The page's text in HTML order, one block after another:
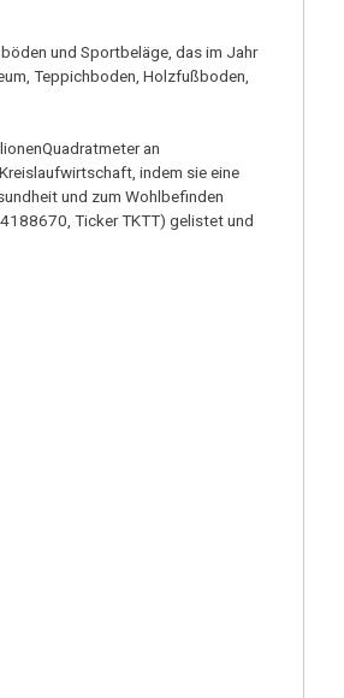
und Sportbeläge, das im Jahr
Teppichboden, Holzfußboden,
an
indem sie eine
und zum Wohlbefinden
Ticker TKTT) gelistet und